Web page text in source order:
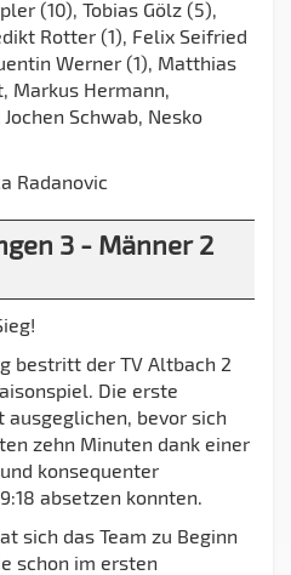
(10), Tobias Gölz (5),
Rotter (1), Felix Seifried
Werner (1), Matthias
Markus Hermann,
Schwab, Nesko
Radanovic
3 - Männer 2
bestritt der TV Altbach 2
Die erste
bevor sich
zehn Minuten dank einer
konsequenter
absetzen konnten.
sich das Team zu Beginn
schon im ersten